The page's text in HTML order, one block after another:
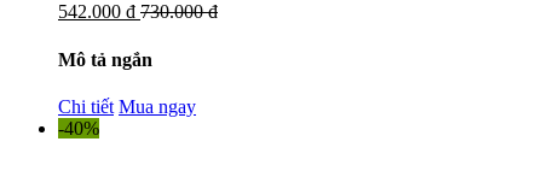
542.000 đ 730.000 đ
Mô tả ngắn
Chi tiết Mua ngay
-40%